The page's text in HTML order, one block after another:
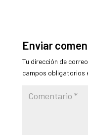
Enviar
Tu dirección de
campos obligatorios